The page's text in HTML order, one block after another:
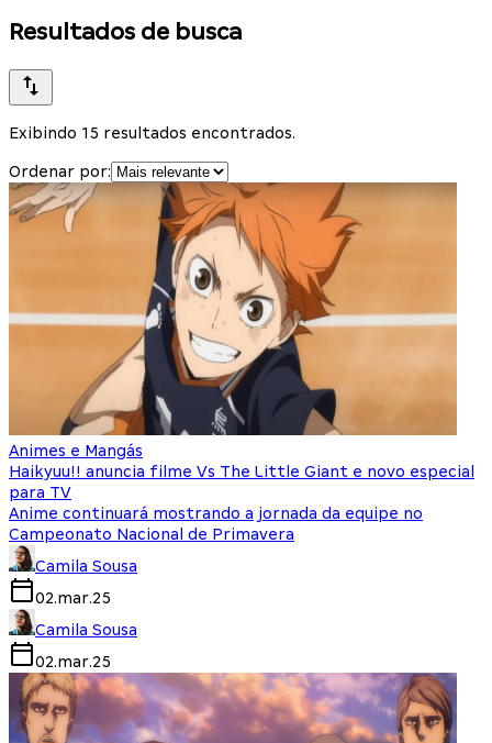
Resultados de busca
Exibindo 15 resultados encontrados.
Ordenar por:
Animes e Mangás
Haikyuu!! anuncia filme Vs The Little Giant e novo especial
para TV
Anime continuará mostrando a jornada da equipe no
Campeonato Nacional de Primavera
Camila Sousa
02.mar.25
Camila Sousa
02.mar.25